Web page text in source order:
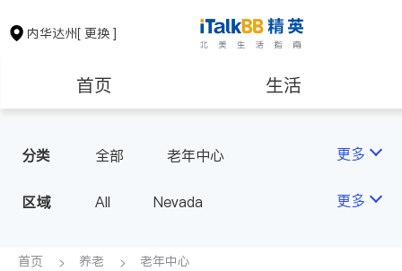
内华达州[ 更换 ]
首页 生活
保险理财
会计师
分类 全部 老年中心 更多
区域 All Nevada 更多
首页 养老 老年中心